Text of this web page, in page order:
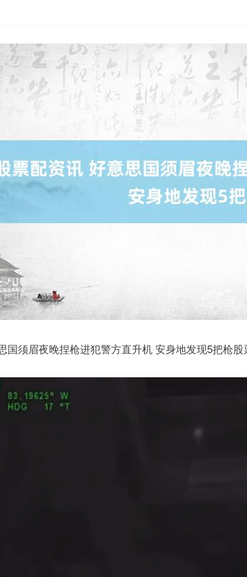
须眉夜晚捏枪进犯警方直升机 安身地发现5把枪股